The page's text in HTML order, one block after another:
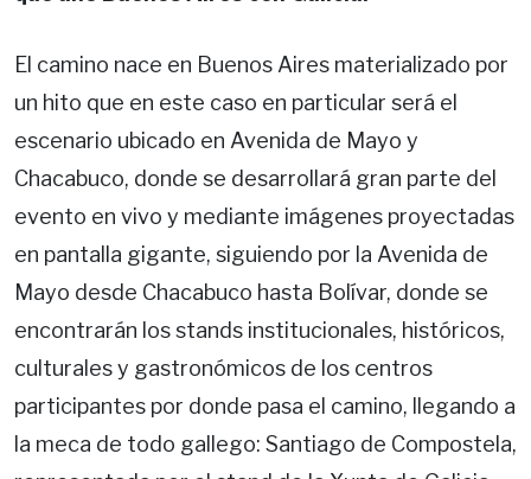
El camino nace en Buenos Aires materializado por
un hito que en este caso en particular será el
escenario ubicado en Avenida de Mayo y
Chacabuco, donde se desarrollará gran parte del
evento en vivo y mediante imágenes proyectadas
en pantalla gigante, siguiendo por la Avenida de
Mayo desde Chacabuco hasta Bolívar, donde se
encontrarán los stands institucionales, históricos,
culturales y gastronómicos de los centros
participantes por donde pasa el camino, llegando a
la meca de todo gallego: Santiago de Compostela,